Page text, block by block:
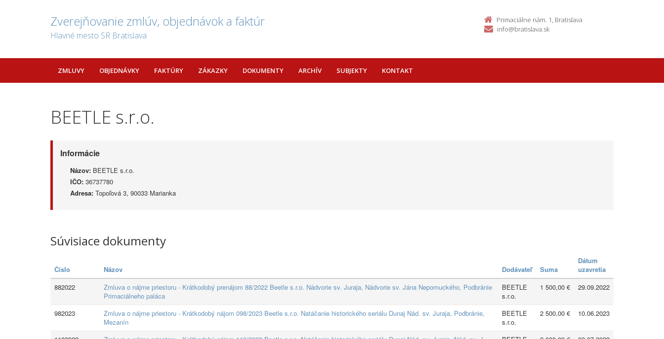
Zverejňovanie zmlúv, objednávok a faktúr
Hlavné mesto SR Bratislava
Primaciálne nám. 1, Bratislava
info@bratislava.sk
ZMLUVY OBJEDNÁVKY FAKTÚRY ZÁKAZKY DOKUMENTY ARCHÍV SUBJEKTY KONTAKT
BEETLE s.r.o.
Informácie
Názov: BEETLE s.r.o.
IČO: 36737780
Adresa: Topoľová 3, 90033 Marianka
Súvisiace dokumenty
Číslo Názov Dodávateľ Suma
Dátum
uzavretia
882022
Zmluva o nájme priestoru - Krátkodobý prenájom 88/2022 Beetle s.r.o. Nádvorie sv. Juraja, Nádvorie sv. Jána Nepomuckého, Podbránie
Primaciálneho paláca
BEETLE
s.r.o.
1 500,00 € 29.09.2022
982023
Zmluva o nájme priestoru - Krátkodobý nájom 098/2023 Beetle s.r.o. Natáčanie historického seriálu Dunaj Nád. sv. Juraja, Podbránie,
Mezanín
BEETLE
s.r.o.
2 500,00 € 10.06.2023